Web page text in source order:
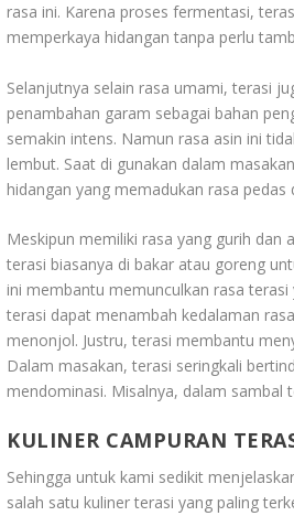
rasa ini. Karena proses fermentasi,
memperkaya hidangan tanpa perlu
Selanjutnya selain rasa umami, terasi
penambahan garam sebagai bahan
semakin intens. Namun rasa asin ini
lembut. Saat di gunakan dalam
hidangan yang memadukan rasa
Meskipun memiliki rasa yang gurih dan
terasi biasanya di bakar atau goreng
ini membantu memunculkan rasa
terasi dapat menambah kedalaman
menonjol. Justru, terasi membantu
Dalam masakan, terasi seringkali
mendominasi. Misalnya, dalam sambal
KULINER CAMPURAN
Sehingga untuk kami sedikit
salah satu kuliner terasi yang paling